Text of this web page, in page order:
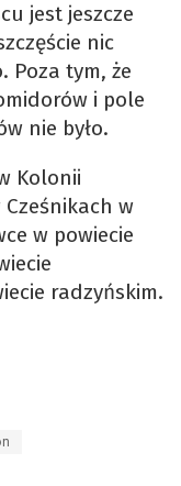
jest jeszcze
nic
Poza tym, że
i pole
nie było.
Kolonii
Cześnikach w
w powiecie
radzyńskim.